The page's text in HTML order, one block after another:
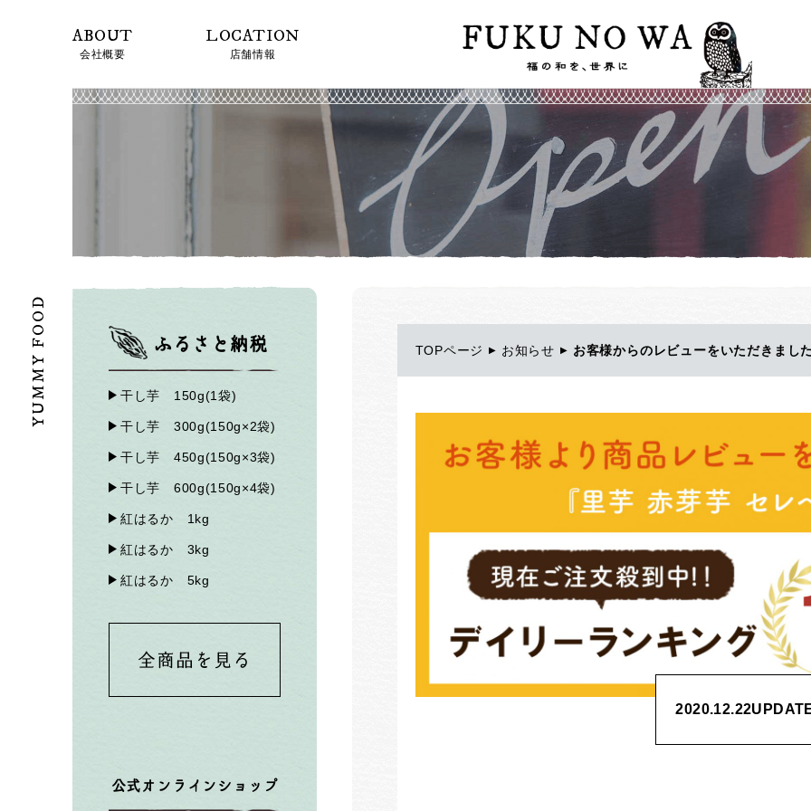
ABOUT
会社概要
LOCATION
店舗情報
YUMMY FOOD ふるさと納税
干し芋 150g(1袋)
干し芋 300g(150g×2袋)
干し芋 450g(150g×3袋)
干し芋 600g(150g×4袋)
紅はるか 1kg
紅はるか 3kg
紅はるか 5kg
全商品を見る
公式オンラインショップ
TOPページ お知らせ お客様からのレビューをいただきまし
2020.12.22